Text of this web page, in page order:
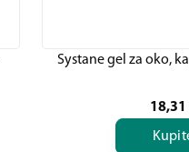
Systane gel za oko,
18,31